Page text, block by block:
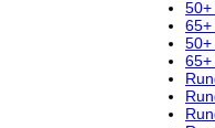
50+
65+